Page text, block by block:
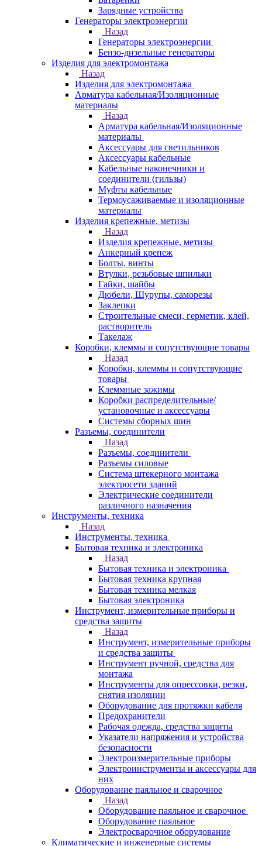
Зарядные устройства
Генераторы электроэнергии
Назад
Генераторы электроэнергии
Бензо-дизельные генераторы
Изделия для электромонтажа
Назад
Изделия для электромонтажа
Арматура кабельная/Изоляционные
материалы
Назад
Арматура кабельная/Изоляционные
материалы
Аксессуары для светильников
Аксессуары кабельные
Кабельные наконечники и
соединители (гильзы)
Муфты кабельные
Термоусаживаемые и изоляционные
материалы
Изделия крепежные, метизы
Назад
Изделия крепежные, метизы
Анкерный крепеж
Болты, винты
Втулки, резьбовые шпильки
Гайки, шайбы
Дюбели, Шурупы, саморезы
Заклепки
Строительные смеси, герметик, клей,
растворитель
Такелаж
Коробки, клеммы и сопутствующие товары
Назад
Коробки, клеммы и сопутствующие
товары
Клеммные зажимы
Коробки распределительные/
установочные и аксессуары
Системы сборных шин
Разъемы, соединители
Назад
Разъемы, соединители
Разъемы силовые
Система штекерного монтажа
электросети зданий
Электрические соединители
различного назначения
Инструменты, техника
Назад
Инструменты, техника
Бытовая техника и электроника
Назад
Бытовая техника и электроника
Бытовая техника крупная
Бытовая техника мелкая
Бытовая электроника
Инструмент, измерительные приборы и
средства защиты
Назад
Инструмент, измерительные приборы
и средства защиты
Инструмент ручной, средства для
монтажа
Инструменты для опрессовки, резки,
снятия изоляции
Оборудование для протяжки кабеля
Предохранители
Рабочая одежда, средства защиты
Указатели напряжения и устройства
безопасности
Электроизмерительные приборы
Электроинструменты и аксессуары для
них
Оборудование паяльное и сварочное
Назад
Оборудование паяльное и сварочное
Оборудование паяльное
Электросварочное оборудование
Климатические и инженерные системы